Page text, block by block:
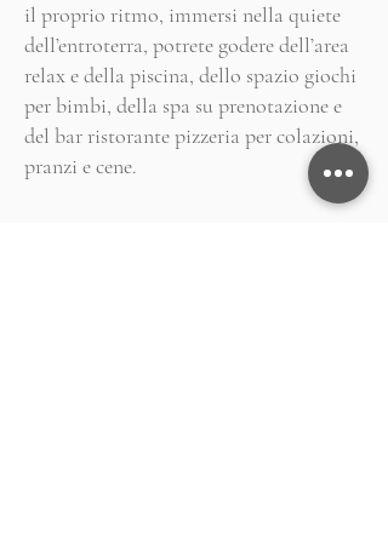
il proprio ritmo, immersi nella quiete
dell’entroterra, potrete godere dell’area
relax e della piscina, dello spazio giochi
per bimbi, della spa su prenotazione e
del bar ristorante pizzeria per colazioni,
pranzi e cene.